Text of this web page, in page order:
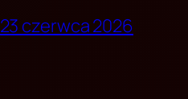
23 czerwca 2026